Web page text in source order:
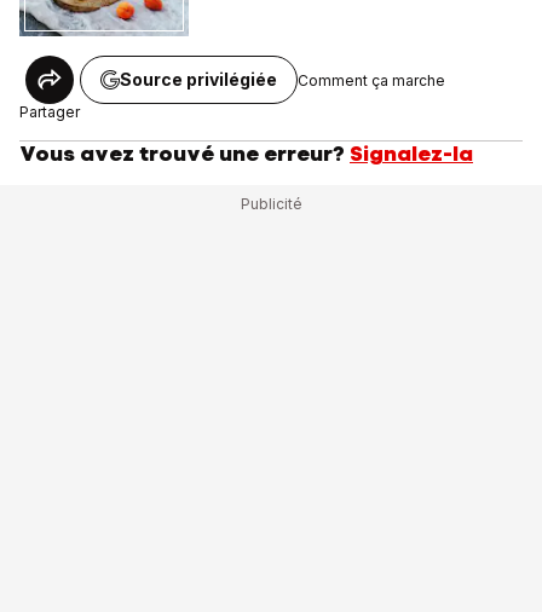
Partager
Source privilégiée Comment ça marche
Vous avez trouvé une erreur? Signalez-la